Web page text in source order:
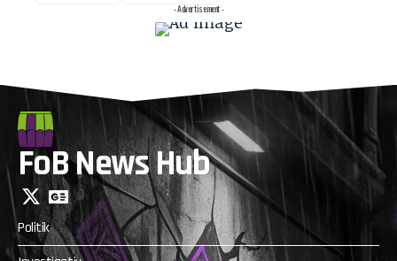
- Advertisement -
FoB News Hub
Politik